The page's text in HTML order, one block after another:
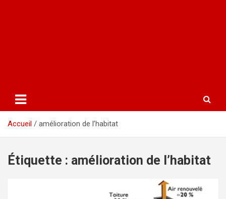
Accueil amélioration de l’habitat
Étiquette : amélioration de l’habitat